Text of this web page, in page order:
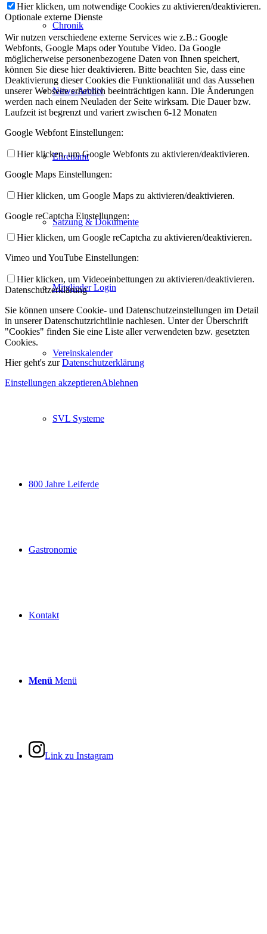
Chronik
News-Archiv
Ehrenamt
Satzung & Dokumente
Mitglieder Login
Vereinskalender
SVL Systeme
800 Jahre Leiferde
Gastronomie
Kontakt
Menü Menü
Link zu Instagram
Hier klicken, um notwendige Cookies zu aktivieren/deaktivieren.
Optionale externe Dienste
Wir nutzen verschiedene externe Services wie z.B.: Google
Webfonts, Google Maps oder Youtube Video. Da Google
möglicherweise personenbezogene Daten von Ihnen speichert,
können Sie diese hier deaktivieren. Bitte beachten Sie, dass eine
Deaktivierung dieser Cookies die Funktionalität und das Aussehen
unserer Webseite erheblich beeinträchtigen kann. Die Änderungen
werden nach einem Neuladen der Seite wirksam. Die Dauer bzw.
Laufzeit ist begrenzt und variert zwischen 6-12 Monaten
Google Webfont Einstellungen:
Hier klicken, um Google Webfonts zu aktivieren/deaktivieren.
Google Maps Einstellungen:
Hier klicken, um Google Maps zu aktivieren/deaktivieren.
Google reCaptcha Einstellungen:
Hier klicken, um Google reCaptcha zu aktivieren/deaktivieren.
Vimeo und YouTube Einstellungen:
Hier klicken, um Videoeinbettungen zu aktivieren/deaktivieren.
Datenschutzerklärung
Sie können unsere Cookie- und Datenschutzeinstellungen im Detail
in unserer Datenschutzrichtlinie nachlesen. Unter der Überschrift
"Cookies" finden Sie eine Liste aller verwendeten bzw. gesetzten
Cookies.
Hier geht's zurDatenschutzerklärung
Einstellungen akzeptierenAblehnen